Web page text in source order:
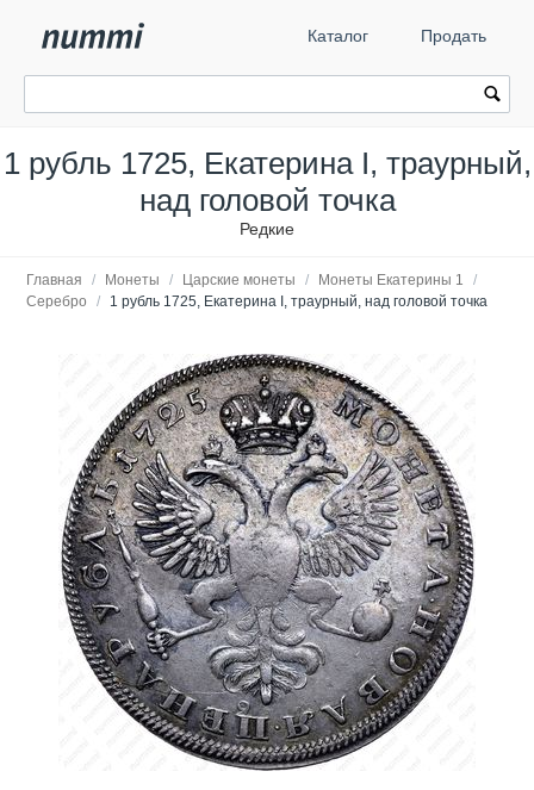
Каталог Продать
1 рубль 1725, Екатерина I, траурный,
над головой точка
Редкие
Главная / Монеты / Царские монеты / Монеты Екатерины 1
/
Серебро
/ 1 рубль 1725, Екатерина I, траурный, над головой точка